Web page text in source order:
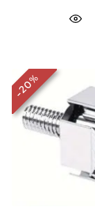
-
20
%